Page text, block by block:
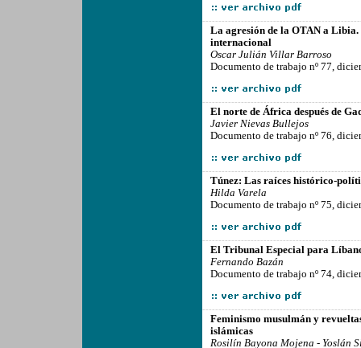
La agresión de la OTAN a Libia.
internacional
Oscar Julián Villar Barroso
Documento de trabajo nº 77,
El norte de África después de
Javier Nievas Bullejos
Documento de trabajo nº 76,
Túnez: Las raíces histórico-
Hilda Varela
Documento de trabajo nº 75,
El Tribunal Especial para
Fernando Bazán
Documento de trabajo nº 74,
Feminismo musulmán y
islámicas
Rosilín Bayona Mojena - Yoslán